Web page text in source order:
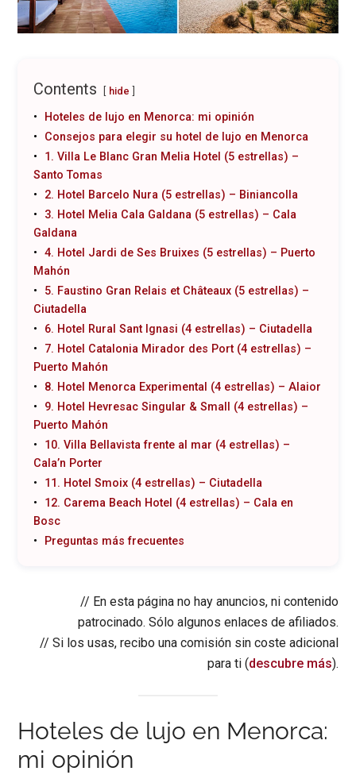
Contents hide
Hoteles de lujo en Menorca: mi opinión
Consejos para elegir su hotel de lujo en Menorca
1. Villa Le Blanc Gran Melia Hotel (5 estrellas) –
Santo Tomas
2. Hotel Barcelo Nura (5 estrellas) – Biniancolla
3. Hotel Melia Cala Galdana (5 estrellas) – Cala
Galdana
4. Hotel Jardi de Ses Bruixes (5 estrellas) – Puerto
Mahón
5. Faustino Gran Relais et Châteaux (5 estrellas) –
Ciutadella
6. Hotel Rural Sant Ignasi (4 estrellas) – Ciutadella
7. Hotel Catalonia Mirador des Port (4 estrellas) –
Puerto Mahón
8. Hotel Menorca Experimental (4 estrellas) – Alaior
9. Hotel Hevresac Singular & Small (4 estrellas) –
Puerto Mahón
10. Villa Bellavista frente al mar (4 estrellas) –
Cala’n Porter
11. Hotel Smoix (4 estrellas) – Ciutadella
12. Carema Beach Hotel (4 estrellas) – Cala en
Bosc
Preguntas más frecuentes
// En esta página no hay anuncios, ni contenido
patrocinado. Sólo algunos enlaces de afiliados.
// Si los usas, recibo una comisión sin coste adicional
para ti (descubre más).
Hoteles de lujo en Menorca:
mi opinión